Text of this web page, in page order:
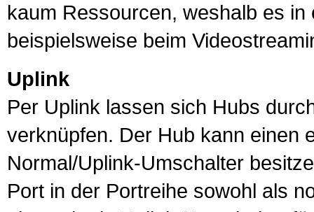
kaum Ressourcen, weshalb es
beispielsweise beim
Uplink
Per Uplink lassen sich Hubs
verknüpfen. Der Hub kann einen
Normal/Uplink-Umschalter
Port in der Portreihe sowohl als